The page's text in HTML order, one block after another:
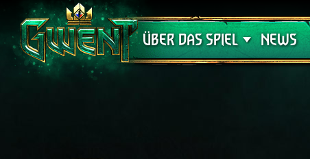
ÜBER DAS SPIEL
Support
NEWS